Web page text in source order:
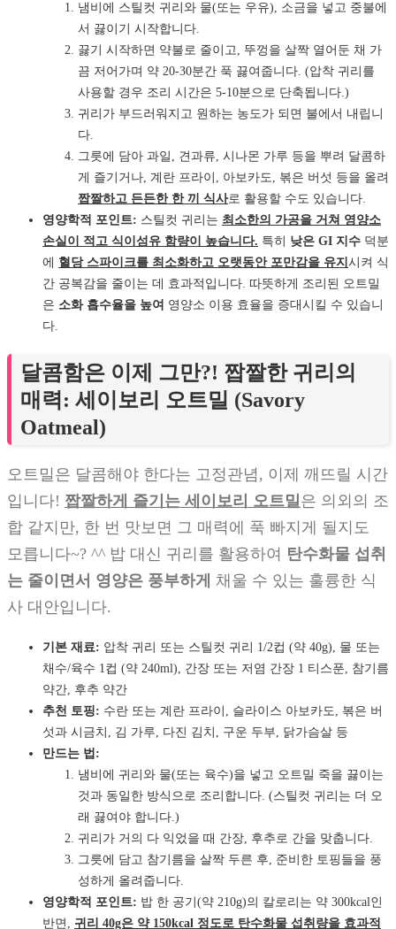
냄비에 스틸컷 귀리와 물(또는 우유), 소금을 넣고 중불에
서 끓이기 시작합니다.
끓기 시작하면 약불로 줄이고, 뚜껑을 살짝 열어둔 채 가
끔 저어가며 약 20-30분간 푹 끓여줍니다. (압착 귀리를
사용할 경우 조리 시간은 5-10분으로 단축됩니다.)
귀리가 부드러워지고 원하는 농도가 되면 불에서 내립니
다.
그릇에 담아 과일, 견과류, 시나몬 가루 등을 뿌려 달콤하
게 즐기거나, 계란 프라이, 아보카도, 볶은 버섯 등을 올려
짭짤하고 든든한 한 끼 식사로 활용할 수도 있습니다.
영양학적 포인트: 스틸컷 귀리는 최소한의 가공을 거쳐 영양소
손실이 적고 식이섬유 함량이 높습니다. 특히 낮은 GI 지수 덕분
에 혈당 스파이크를 최소화하고 오랫동안 포만감을 유지 시켜 식
간 공복감을 줄이는 데 효과적입니다. 따뜻하게 조리된 오트밀
은 소화 흡수율을 높여 영양소 이용 효율을 증대시킬 수 있습니
다.
달콤함은 이제 그만?! 짭짤한 귀리의
매력: 세이보리 오트밀 (Savory
Oatmeal)
오트밀은 달콤해야 한다는 고정관념, 이제 깨뜨릴 시간
입니다! 짭짤하게 즐기는 세이보리 오트밀은 의외의 조
합 같지만, 한 번 맛보면 그 매력에 푹 빠지게 될지도
모릅니다~? ^^ 밥 대신 귀리를 활용하여 탄수화물 섭취
는 줄이면서 영양은 풍부하게
채울 수 있는 훌륭한 식
사 대안입니다.
기본 재료: 압착 귀리 또는 스틸컷 귀리 1/2컵 (약 40g), 물 또는
채수/육수 1컵 (약 240ml), 간장 또는 저염 간장 1 티스푼, 참기름
약간, 후추 약간
추천 토핑: 수란 또는 계란 프라이, 슬라이스 아보카도, 볶은 버
섯과 시금치, 김 가루, 다진 김치, 구운 두부, 닭가슴살 등
만드는 법:
냄비에 귀리와 물(또는 육수)을 넣고 오트밀 죽을 끓이는
것과 동일한 방식으로 조리합니다. (스틸컷 귀리는 더 오
래 끓여야 합니다.)
귀리가 거의 다 익었을 때 간장, 후추로 간을 맞춥니다.
그릇에 담고 참기름을 살짝 두른 후, 준비한 토핑들을 풍
성하게 올려줍니다.
영양학적 포인트: 밥 한 공기(약 210g)의 칼로리는 약 300kcal인
반면, 귀리 40g은 약 150kcal 정도로 탄수화물 섭취량을 효과적